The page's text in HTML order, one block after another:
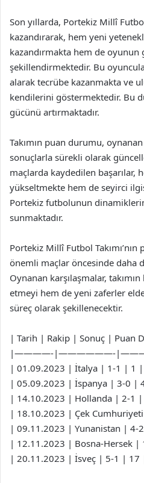
Son yıllarda, Portekiz Millî
kazandırarak, hem yeni
kazandırmakta hem de oyunun
şekillendirmektedir. Bu
alarak tecrübe kazanmakta ve
kendilerini göstermektedir. Bu
gücünü artırmaktadır.
Takımın puan durumu,
sonuçlarla sürekli olarak
maçlarda kaydedilen başarılar,
yükseltmekte hem de seyirci
Portekiz futbolunun
sunmaktadır.
Portekiz Millî Futbol
önemli maçlar öncesinde daha
Oynanan karşılaşmalar,
etmeyi hem de yeni zaferler
süreç olarak şekillenecektir.
| Tarih | Rakip | Sonuç | Puan
|————-|——————-
| 01.09.2023 | İtalya | 1-1 | 1 |
| 05.09.2023 | İspanya | 3-0 |
| 14.10.2023 | Hollanda | 2-1
| 18.10.2023 | Çek
| 09.11.2023 | Yunanistan | 4-
| 12.11.2023 | Bosna-Hersek |
| 20.11.2023 | İsveç | 5-1 | 17